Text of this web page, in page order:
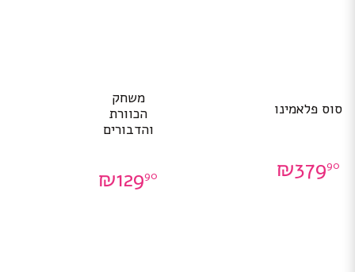
סוס פלאמינו
₪37990
משחק
הכוורת
והדבורים
₪12990